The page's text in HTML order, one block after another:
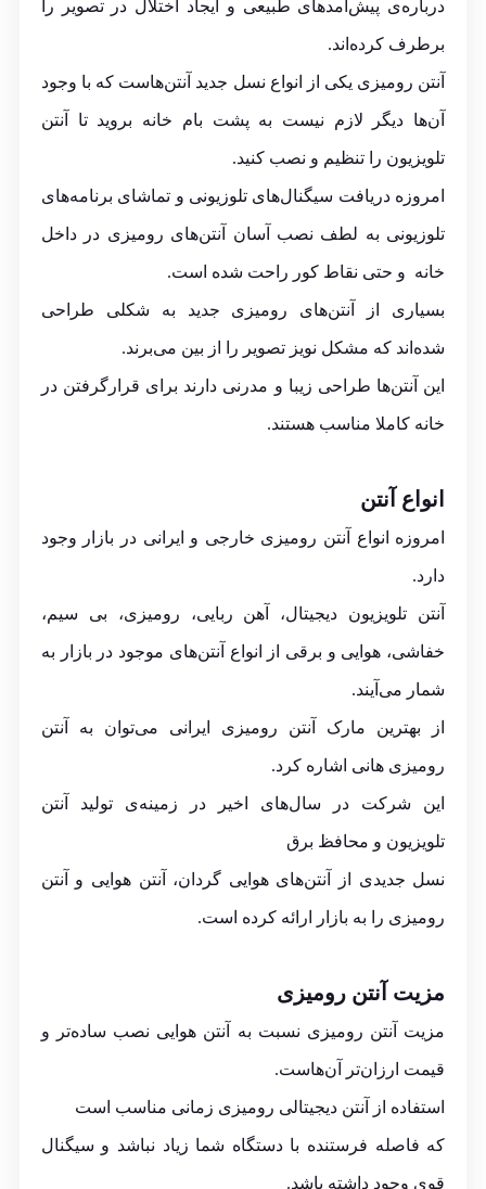
درباره‌ی پیش‌آمدهای طبیعی و ایجاد اختلال در تصویر را
برطرف کرده‌اند.
آنتن رومیزی یکی از انواع نسل جدید آنتن‌هاست که با وجود
آن‌ها دیگر لازم نیست به پشت ‌بام خانه بروید تا آنتن
تلویزیون را تنظیم و نصب کنید.
امروزه دریافت سیگنال‌های تلوزیونی و تماشای برنامه‌های
تلوزیونی به لطف نصب آسان آنتن‌های رومیزی در داخل
خانه و حتی نقاط کور راحت شده است.
بسیاری از آنتن‌های رومیزی جدید به شکلی طراحی
شده‌اند که مشکل نویز تصویر را از بین می‌برند.
این آنتن‌ها طراحی زیبا و مدرنی دارند برای قرارگرفتن در
خانه کاملا مناسب هستند.
انواع آنتن
امروزه انواع آنتن رومیزی خارجی و ایرانی در بازار وجود
دارد.
آنتن تلویزیون دیجیتال، آهن ربایی، رومیزی، بی سیم،
خفاشی، هوایی و برقی از انواع آنتن‌های موجود در بازار به
شمار می‌آیند.
از بهترین مارک آنتن رومیزی ایرانی می‌توان به آنتن
رومیزی هانی اشاره کرد.
این شرکت در سال‌های اخیر در زمینه‌ی تولید آنتن
تلویزیون و محافظ‌ برق
نسل جدیدی از آنتن‌های هوایی گردان، آنتن هوایی و آنتن
رومیزی را به بازار ارائه کرده است.
مزیت آنتن رومیزی
مزیت آنتن رومیزی نسبت به آنتن هوایی نصب ساده‌تر و
قیمت ارزان‌تر آن‌هاست.
استفاده از آنتن دیجیتالی رومیزی زمانی مناسب است
که فاصله فرستنده با دستگاه شما زیاد نباشد و سیگنال
قوی وجود داشته باشد.